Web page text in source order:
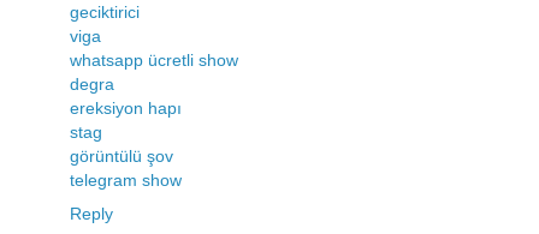
geciktirici
viga
whatsapp ücretli show
degra
ereksiyon hapı
stag
görüntülü şov
telegram show
Reply